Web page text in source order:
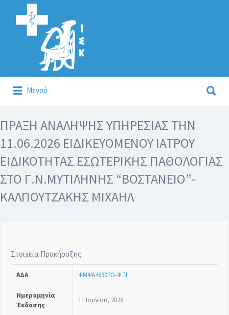
Αναζήτηση
για:
Μενού
για:
ΠΡΑΞΗ ΑΝΑΛΗΨΗΣ ΥΠΗΡΕΣΙΑΣ ΤΗΝ
11.06.2026 ΕΙΔΙΚΕΥΟΜΕΝΟΥ ΙΑΤΡΟΥ
ΕΙΔΙΚΟΤΗΤΑΣ ΕΣΩΤΕΡΙΚΗΣ ΠΑΘΟΛΟΓΙΑΣ
ΣΤΟ Γ.Ν.ΜΥΤΙΛΗΝΗΣ “ΒΟΣΤΑΝΕΙΟ”-
ΚΑΛΠΟΥΤΖΑΚΗΣ ΜΙΧΑΗΛ
Στοιχεία Προκήρυξης
ΑΔΑ ΨΜΨΑ46907Ο-ΨΞΙ
Ημερομηνία
Έκδοσης
11 Ιουνίου, 2026